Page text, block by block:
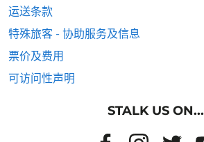
运送条款
特殊旅客 - 协助服务及信息
票价及费用
可访问性声明
STALK US ON...